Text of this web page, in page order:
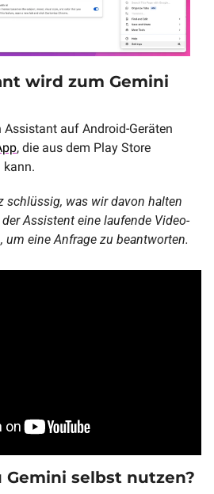
wird zum Gemini
Assistant auf Android-Geräten
, die aus dem Play Store
kann.
schlüssig, was wir davon halten
Assistent eine laufende Video-
um eine Anfrage zu beantworten.
selbst nutzen?